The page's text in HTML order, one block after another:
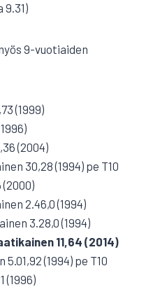
9.31)
9-vuotiaiden
(1999)
(2004)
30,28 (1994) pe T10
(2000)
2.46,0 (1994)
3.28,0 (1994)
11,64 (2014)
(1994) pe T10
(1996)